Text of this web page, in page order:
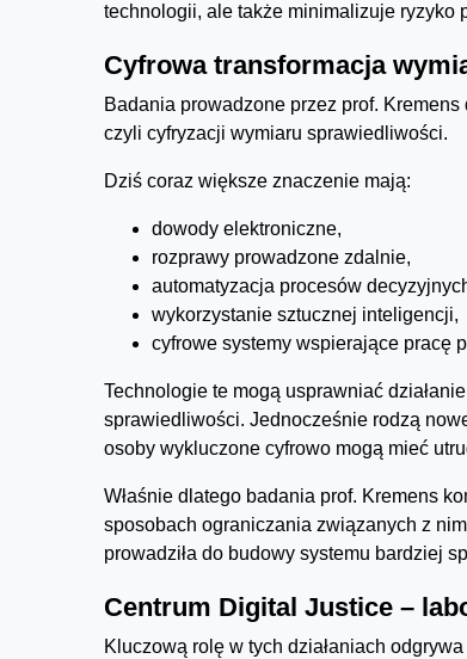
technologii, ale także minimalizuje ryzyko
Cyfrowa transformacja
Badania prowadzone przez prof.
czyli cyfryzacji wymiaru sprawiedliwości.
Dziś coraz większe znaczenie mają:
dowody elektroniczne,
rozprawy prowadzone zdalnie,
automatyzacja procesów
wykorzystanie sztucznej inteligencji,
cyfrowe systemy wspierające pracę
Technologie te mogą usprawniać
sprawiedliwości. Jednocześnie rodzą
osoby wykluczone cyfrowo mogą mieć
Właśnie dlatego badania prof. Kremens
sposobach ograniczania związanych z
prowadziła do budowy systemu bardziej
Centrum Digital Justice –
Kluczową rolę w tych działaniach